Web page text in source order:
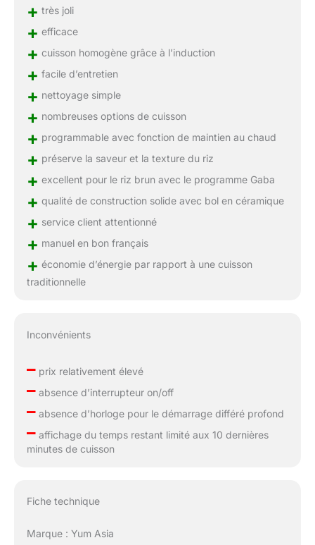
+ très joli
+ efficace
+ cuisson homogène grâce à l’induction
+ facile d’entretien
+ nettoyage simple
+ nombreuses options de cuisson
+ programmable avec fonction de maintien au chaud
+ préserve la saveur et la texture du riz
+ excellent pour le riz brun avec le programme Gaba
+ qualité de construction solide avec bol en céramique
+ service client attentionné
+ manuel en bon français
+ économie d’énergie par rapport à une cuisson
traditionnelle
Inconvénients
–prix relativement élevé
–absence d’interrupteur on/off
–absence d’horloge pour le démarrage différé profond
–affichage du temps restant limité aux 10 dernières
minutes de cuisson
Fiche technique
Marque : Yum Asia